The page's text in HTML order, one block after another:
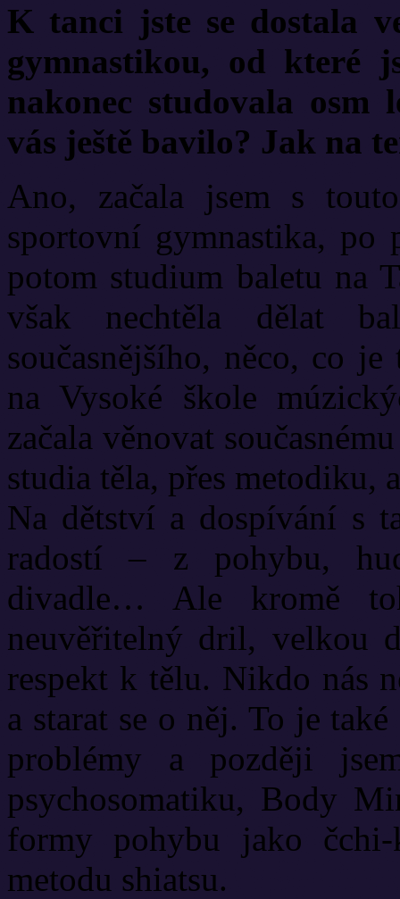
K tanci jste se dostala
gymnastikou, od které
nakonec studovala osm
vás ještě bavilo? Jak na
Ano, začala jsem s
sportovní gymnastika, po
potom studium baletu na
však nechtěla dělat
současnějšího, něco, co
na Vysoké škole
začala věnovat
studia těla, přes metodiku,
Na dětství a dospívání s
radostí – z pohybu,
divadle… Ale kromě
neuvěřitelný dril, velkou
respekt k tělu. Nikdo nás
a starat se o něj. To je
problémy a později
psychosomatiku, Body
formy pohybu jako čchi-
metodu shiatsu.